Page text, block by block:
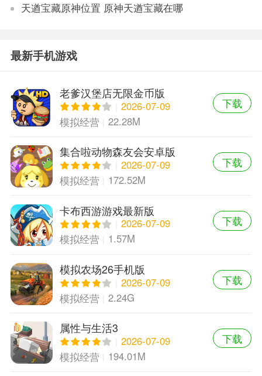
天遒宝藏原神位置 原神天遒宝藏在哪
最新手机游戏
老爹汉堡店无限金币版
2026-07-09
模拟经营
22.28M
下载
集合啦动物森友会安卓版
2026-07-09
模拟经营
172.52M
下载
卡布西游游戏最新版
2026-07-09
模拟经营
1.57M
下载
模拟农场26手机版
2026-07-09
模拟经营
2.24G
下载
属性与生活3
2026-07-09
模拟经营
194.01M
下载